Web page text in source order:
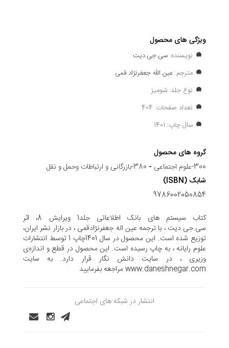
ویژگی های محصول
نویسنده: سی.جی.دیت
مترجم: عین الله جعفرنژاد قمی
نوع جلد: شومیز
تعداد صفحات: 404
سال چاپ: 1401
گروه های محصول
300-علوم اجتماعی
- 380-بازرگانی و ارتباطات وحمل و نقل
شابک (ISBN)
9786002050854
کتاب سیستم های بانک اطلاعاتی جلد1 ویرایش 8، اثر
سی.جی.دیت ، با ترجمه عین اله جعفرنژادقمی ، در بازار نشر ایران،
توزیع شده است. این محصول در سال 1401چاپ 1 توسط انتشارات
علوم رایانه ، به چاپ رسیده است. این محصول در قطع و اندازه‌ی
وزیری ، در سایت دانش نگار قرار دارد. به سایت
www.daneshnegar.com مراجعه بفرمایید
انتشار در شبکه های اجتماعی